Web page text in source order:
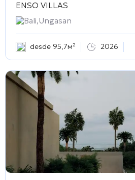
ENSO VILLAS
Bali,Ungasan
desde 95,7м² 2026